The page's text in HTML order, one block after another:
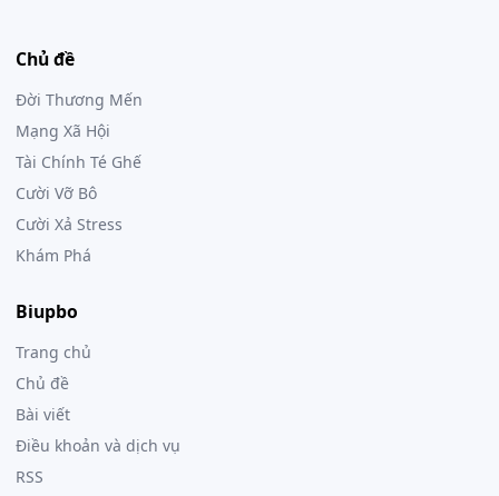
Chủ đề
Đời Thương Mến
Mạng Xã Hội
Tài Chính Té Ghế
Cười Vỡ Bô
Cười Xả Stress
Khám Phá
Biupbo
Trang chủ
Chủ đề
Bài viết
Điều khoản và dịch vụ
RSS